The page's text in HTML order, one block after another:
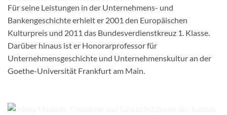
Für seine Leistungen in der Unternehmens- und
Bankengeschichte erhielt er 2001 den Europäischen
Kulturpreis und 2011 das Bundesverdienstkreuz 1. Klasse.
Darüber hinaus ist er Honorarprofessor für
Unternehmensgeschichte und Unternehmenskultur an der
Goethe-Universität Frankfurt am Main.